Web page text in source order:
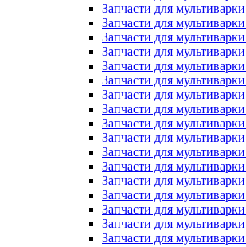
Запчасти для
Запчасти для
Запчасти для
Запчасти для
Запчасти для
Запчасти для
Запчасти для
Запчасти для
Запчасти для
Запчасти для
Запчасти для
Запчасти для
Запчасти для
Запчасти для
Запчасти для
Запчасти для
Запчасти для